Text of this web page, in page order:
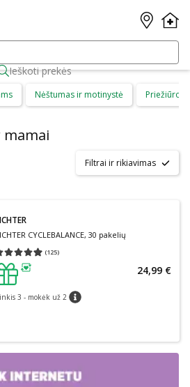
Ieškoti prekės
Nėštumas ir motinystė Priežiūros
mamai
Filtrai ir rikiavimas
CYCLEBALANCE, 30 pakelių
(125)
įvertinimas 4.97
3 - mokėk už 2patarimas
24,99 €